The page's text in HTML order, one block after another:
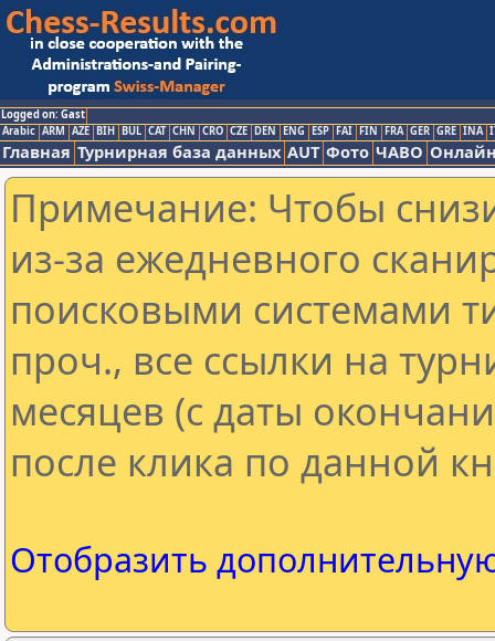
Logged on: Gast
Arabic ARM AZE BIH BUL CAT CHN CRO CZE DEN ENG ESP FAI FIN FRA GER GRE INA
Главная Турнирная база данных AUT Фото ЧАВО
Примечание: Чтобы
из-за ежедневного
поисковыми системами
проч., все ссылки на
месяцев (с даты
после клика по данной
Отобразить